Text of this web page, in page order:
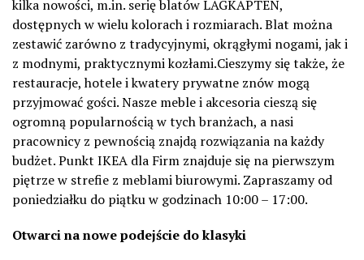
kilka nowości, m.in. serię blatów LAGKAPTEN,
dostępnych w wielu kolorach i rozmiarach. Blat można
zestawić zarówno z tradycyjnymi, okrągłymi nogami, jak i
z modnymi, praktycznymi kozłami.Cieszymy się także, że
restauracje, hotele i kwatery prywatne znów mogą
przyjmować gości. Nasze meble i akcesoria cieszą się
ogromną popularnością w tych branżach, a nasi
pracownicy z pewnością znajdą rozwiązania na każdy
budżet. Punkt IKEA dla Firm znajduje się na pierwszym
piętrze w strefie z meblami biurowymi. Zapraszamy od
poniedziałku do piątku w godzinach 10:00 – 17:00.
Otwarci na nowe podejście do klasyki